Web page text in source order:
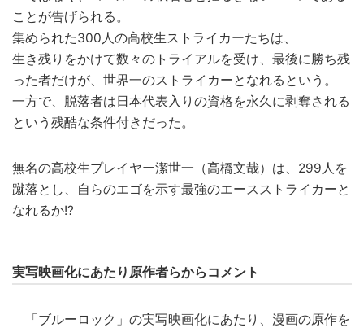
ことが告げられる。
集められた300人の高校生ストライカーたちは、
生き残りをかけて数々のトライアルを受け、最後に勝ち残
った者だけが、世界一のストライカーとなれるという。
一方で、脱落者は日本代表入りの資格を永久に剥奪される
という残酷な条件付きだった。
無名の高校生プレイヤー潔世一（高橋文哉）は、299人を
蹴落とし、自らのエゴを示す最強のエースストライカーと
なれるか!?
実写映画化にあたり原作者らからコメント
「ブルーロック」の実写映画化にあたり、漫画の原作を